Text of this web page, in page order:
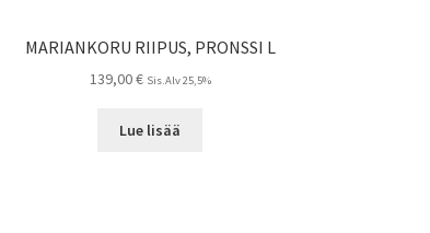
MARIANKORU RIIPUS, PRONSSI L
139,00€ Sis.Alv 25,5%
Lue lisää